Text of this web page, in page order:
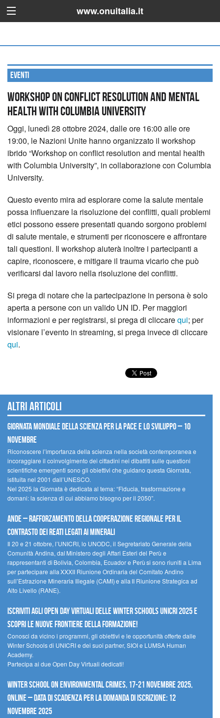
www.onuitalia.it
Eventi
Workshop on conflict resolution and mental
health with Columbia University
Oggi, lunedì 28 ottobre 2024, dalle ore 16:00 alle ore
19:00, le Nazioni Unite hanno organizzato il workshop
ibrido “Workshop on conflict resolution and mental health
with Columbia University”, in collaborazione con Columbia
University.
Questo evento mira ad esplorare come la salute mentale
possa influenzare la risoluzione dei conflitti, quali problemi
etici possono essere presentati quando sorgono problemi
di salute mentale, e strumenti per riconoscere e affrontare
tali questioni. Il workshop aiuterà inoltre i partecipanti a
capire, riconoscere, e mitigare il trauma vicario che può
verificarsi dal lavoro nella risoluzione dei conflitti.
Si prega di notare che la partecipazione in persona è solo
aperta a persone con un valido UN ID. Per maggiori
informazioni e per registrarsi, si prega di cliccarequi; per
visionare l’evento in streaming, si prega invece di cliccare
qui.
Altri articoli
Giornata mondiale della scienza per la pace e lo sviluppo – 10
novembre
Riconoscere l’importanza della scienza nella società contemporanea e
incoraggiare il coinvolgimento dei cittadini nei dibattiti sulle questioni
scientifiche emergenti sono gli obiettivi che guidano questa Giornata,
istituita nel 2001 dall’UNESCO.
Nel 2025 la Giornata è dedicata al tema: “Fiducia, trasformazione e
domani: la scienza di cui abbiamo bisogno per il 2050”.
Ande – Rafforzamento della cooperazione regionale per il
contrasto dei reati legati ai minerali
Il 20 e 21 ottobre, l’UNICRI, lo UNODC, il Segretariato Generale della
Comunità Andina, dal Ministero degli Affari Esteri del Perù e
rappresentanti di Bolivia, Colombia, Ecuador e Perù si sono riuniti a Lima
per partecipare alla XXXII Riunione Ordinaria del Comitato Andino
sull’Estrazione Mineraria Illegale (CAMI) e alla II Riunione Strategica ad
Alto Livello (RANE).
Iscriviti agli Open Day Virtuali delle Winter Schools UNICRI 2025 e
scopri le nuove frontiere della formazione!
Conosci da vicino i programmi, gli obiettivi e le opportunità offerte dalle
Winter Schools di UNICRI e dei suoi partner, SIOI e LUMSA Human
Academy.
Partecipa ai due Open Day Virtuali dedicati!
Winter School on Environmental Crimes, 17-21 novembre 2025,
Online – Data di scadenza per la domanda di iscrizione: 12
novembre 2025